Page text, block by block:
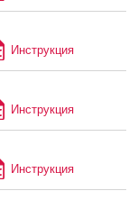
Инструкция
Инструкция
Инструкция